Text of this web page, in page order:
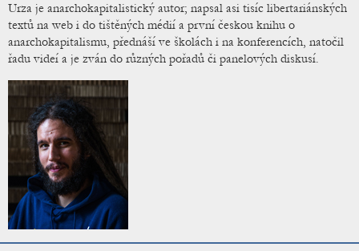
Urza je anarchokapitalistický autor; napsal asi tisíc libertariánských
textů na web i do tištěných médií a první českou knihu o
anarchokapitalismu, přednáší ve školách i na konferencích, natočil
řadu videí a je zván do různých pořadů či panelových diskusí.